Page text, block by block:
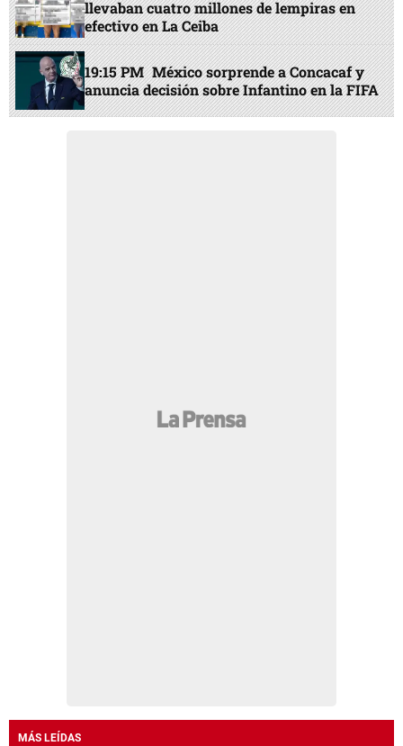
llevaban cuatro millones de lempiras en
efectivo en La Ceiba
19:15 PM México sorprende a Concacaf y
anuncia decisión sobre Infantino en la FIFA
MÁS LEÍDAS